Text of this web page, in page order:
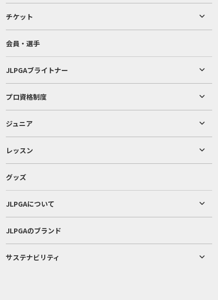
チケット
会員・選手
JLPGAブライトナー
プロ資格制度
ジュニア
レッスン
グッズ
JLPGAについて
JLPGAのブランド
サステナビリティ